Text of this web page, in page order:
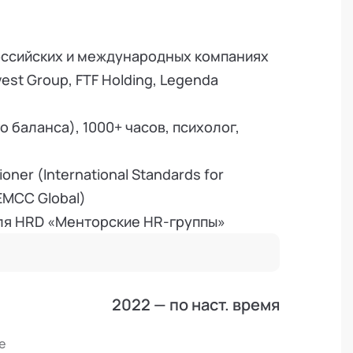
и международных компаниях
Group, FTF Holding, Legenda
баланса), 1000+ часов, психолог,
(International Standards for
Global)
HRD «Менторские HR-группы»
управленческого резерва
в Санкт-Петербурге», спикер
, 2021 г.
Impact Awards с проектом
2022 — по наст. время